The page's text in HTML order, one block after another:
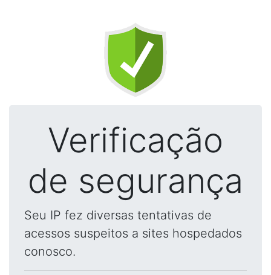
Verificação
de segurança
Seu IP fez diversas tentativas de
acessos suspeitos a sites hospedados
conosco.